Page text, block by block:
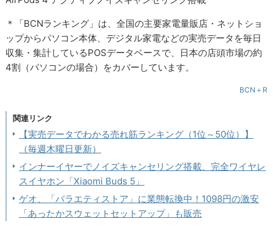
＊「BCNランキング」は、全国の主要家電量販店・ネットショ
ップからパソコン本体、デジタル家電などの実売データを毎日
収集・集計しているPOSデータベースで、日本の店頭市場の約
4割（パソコンの場合）をカバーしています。
BCN＋R
関連リンク
【実売データでわかる売れ筋ランキング（1位～50位）】
（毎週木曜日更新）
インナーイヤーでノイズキャンセリング搭載、完全ワイヤレ
スイヤホン「Xiaomi Buds 5」
ゲオ、「バラエティストア」に業態転換中！1098円の激安
「あったかスウェットセットアップ」も販売